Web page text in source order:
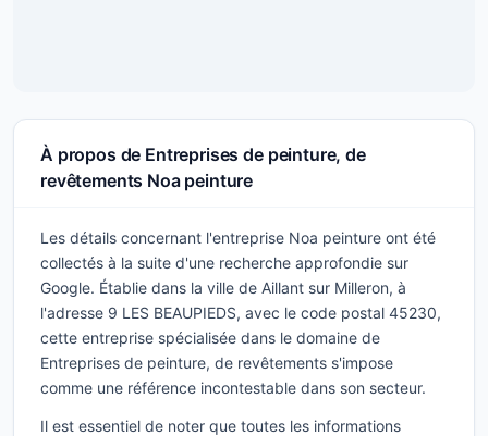
À propos de Entreprises de peinture, de
revêtements Noa peinture
Les détails concernant l'entreprise Noa peinture ont été
collectés à la suite d'une recherche approfondie sur
Google. Établie dans la ville de Aillant sur Milleron, à
l'adresse 9 LES BEAUPIEDS, avec le code postal 45230,
cette entreprise spécialisée dans le domaine de
Entreprises de peinture, de revêtements s'impose
comme une référence incontestable dans son secteur.
Il est essentiel de noter que toutes les informations